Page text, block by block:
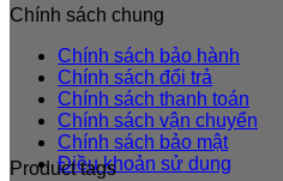
Chính sách chung
Chính sách bảo hành
Chính sách đổi trả
Chính sách thanh toán
Chính sách vận chuyển
Chính sách bảo mật
Điều khoản sử dung
Product tags